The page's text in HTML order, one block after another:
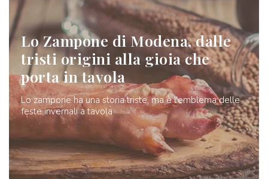
Lo Zampone di Modena, dalle
tristi origini alla gioia che
porta in tavola
Lo zampone ha una storia triste, ma è l'emblema delle
feste invernali a tavola